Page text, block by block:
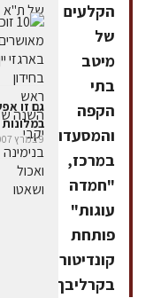
הקלעים
של
מיטב
בתי
הקפה
והמסעדות
במרכז,
"חמדה
עוגות"
פותחת
קונדיטוריה
בקרליבך
גם זו
9 במרץ 2007